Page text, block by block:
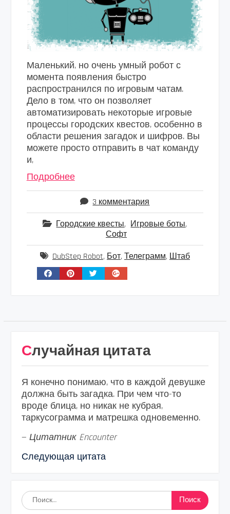
Маленький, но очень умный робот с
момента появления быстро
распространился по игровым чатам.
Дело в том, что он позволяет
автоматизировать некоторые игровые
процессы городских квестов, особенно в
области решения загадок и шифров. Вы
можете просто отправить в чат команду
и,
Подробнее
3 комментария
Городские квесты, Игровые боты,
Софт
DubStep Robot, Бот, Телеграмм, Штаб
Случайная цитата
Я конечно понимаю, что в каждой девушке
должна быть загадка. При чем что-то
вроде блица, но никак не кубрая,
таркусограмма и матрешка одновеменно.
— Цитатник Encounter
Следующая цитата
Найти: